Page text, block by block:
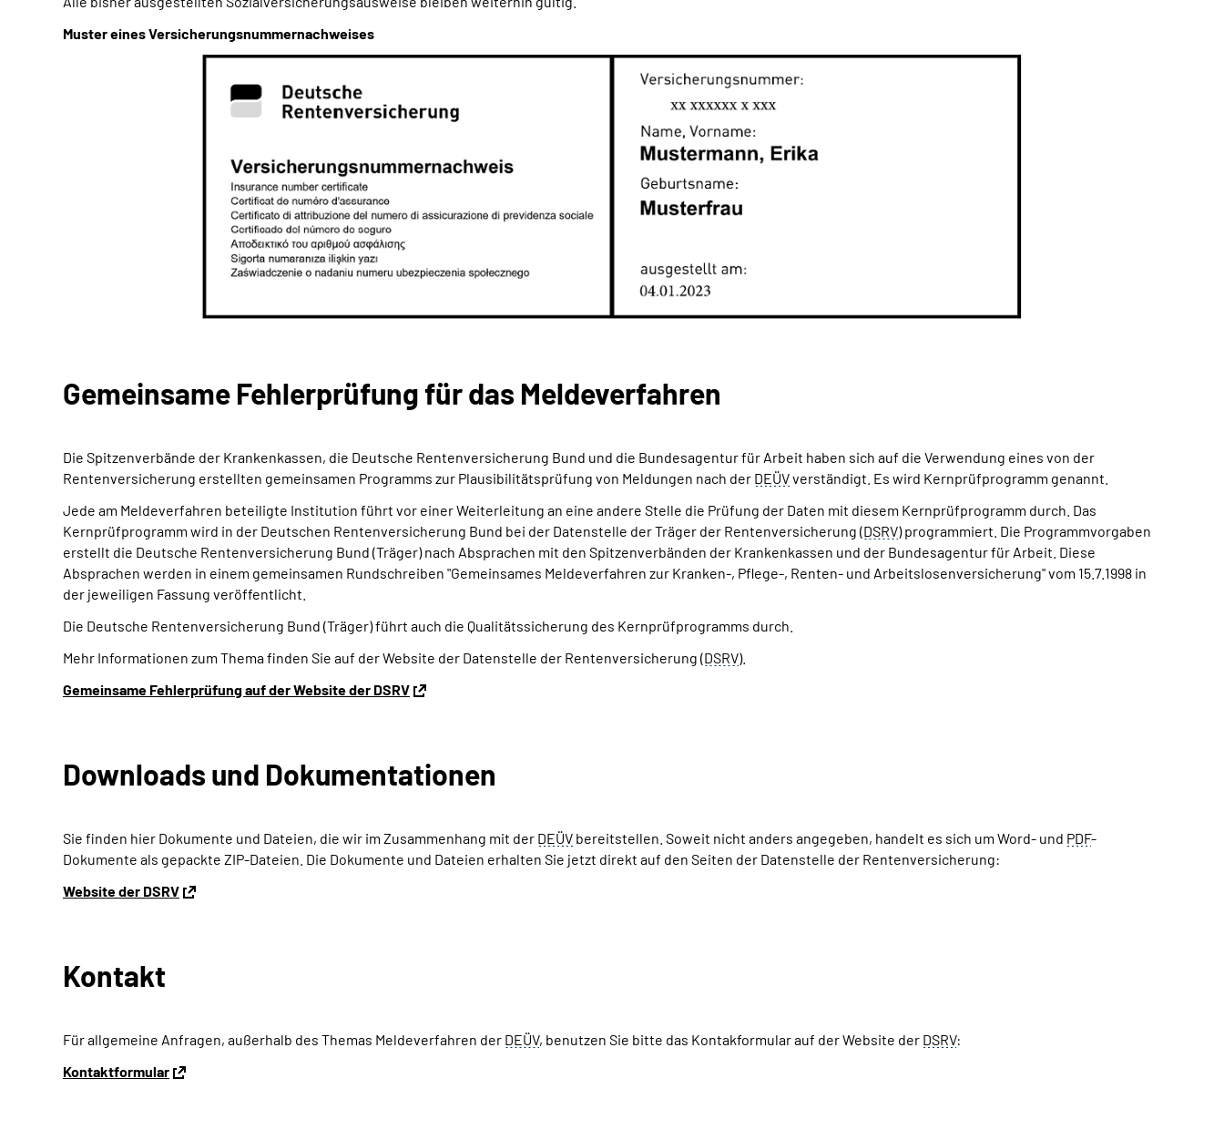
Muster eines Versicherungsnummernachweises
Gemeinsame Fehlerprüfung ­für das Meldeverfahren
Die Spitzenverbände der Krankenkassen, die Deutsche Rentenversicherung Bund und die Bundesagentur für Arbeit haben sich auf die Verwendung eines von der
Rentenversicherung erstellten gemeinsamen Programms zur Plausibilitätsprüfung von Meldungen nach der DEÜVverständigt. Es wird Kernprüfprogramm genannt.
Jede am Meldeverfahren beteiligte Institution führt vor einer Weiterleitung an eine andere Stelle die Prüfung der Daten mit diesem Kernprüfprogramm durch. Das
Kernprüfprogramm wird in der Deutschen Rentenversicherung Bund bei der Datenstelle der Träger der Rentenversicherung (DSRV) programmiert. Die Programmvorgaben
erstellt die Deutsche Rentenversicherung Bund (Träger) nach Absprachen mit den Spitzenverbänden der Krankenkassen und der Bundesagentur für Arbeit. Diese
Absprachen werden in einem gemeinsamen Rundschreiben "Gemeinsames Meldeverfahren zur Kranken-, Pflege-, Renten- und Arbeitslosenversicherung" vom 15.7.1998 in
der jeweiligen Fassung veröffentlicht.
Die Deutsche Rentenversicherung Bund (Träger) führt auch die Qualitätssicherung des Kernprüfprogramms durch.
Mehr Informationen zum Thema finden Sie auf der Website der Datenstelle der Rentenversicherung (DSRV).
Gemeinsame Fehlerprüfung auf der Website der DSRV
Downloads und Dokumentationen
Sie finden hier Dokumente und Dateien, die wir im Zusammenhang mit der DEÜV bereitstellen. Soweit nicht anders angegeben, handelt es sich um Word- und PDF-
Dokumente als gepackte ZIP-Dateien. Die Dokumente und Dateien erhalten Sie jetzt direkt auf den Seiten der Datenstelle der Rentenversicherung:
Website der DSRV
Kontakt
Für allgemeine Anfragen, außerhalb des Themas Meldeverfahren der DEÜV, benutzen Sie bitte das Kontakformular auf der Website der DSRV:
Kontaktformular